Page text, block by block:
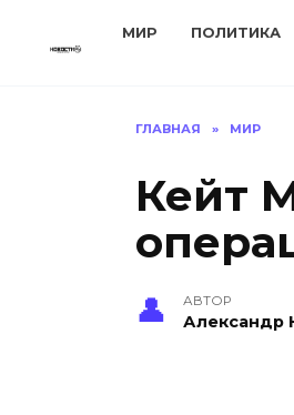
МИР ПОЛИТИКА
ГЛАВНАЯ » МИР
Кейт
АВТОР
Александр